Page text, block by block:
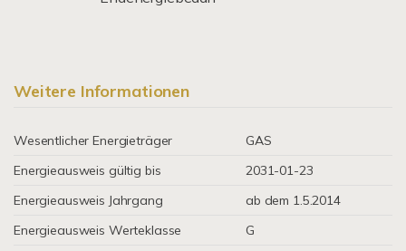
Weitere Informationen
Wesentlicher Energieträger
GAS
Energieausweis gültig bis
2031-01-23
Energieausweis Jahrgang
ab dem 1.5.2014
Energieausweis Werteklasse
G